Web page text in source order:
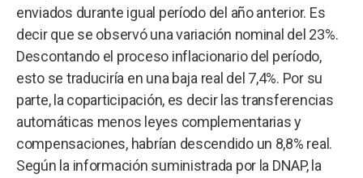
enviados durante igual período del año anterior. Es
decir que se observó una variación nominal del 23%.
Descontando el proceso inflacionario del período,
esto se traduciría en una baja real del 7,4%. Por su
parte, la coparticipación, es decir las transferencias
automáticas menos leyes complementarias y
compensaciones, habrían descendido un 8,8% real.
Según la información suministrada por la DNAP, la